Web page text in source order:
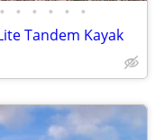
• • • • • •
Tandem Kayak